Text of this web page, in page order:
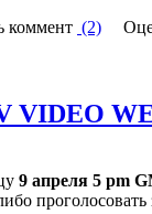
коммент (2)
VIDEO
9 апреля 5 pm